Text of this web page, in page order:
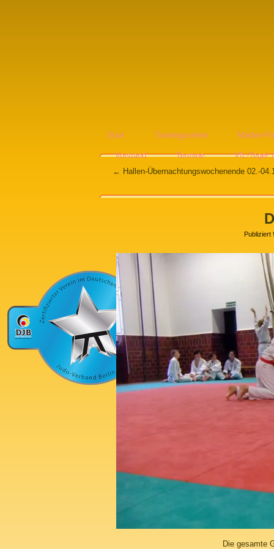
Start Trainingszeiten Matten-
Vorstand Termine
VfL-Tegel
← Hallen-Übernachtungswochenende 02.-
Publiziert
Die gesamte